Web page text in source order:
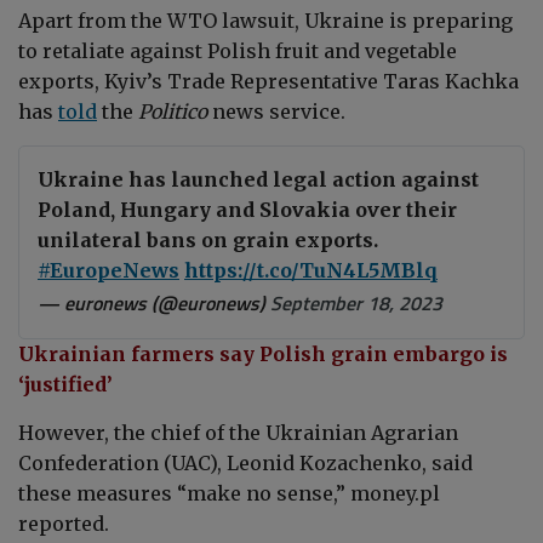
Apart from the WTO lawsuit, Ukraine is preparing
to retaliate against Polish fruit and vegetable
exports, Kyiv’s Trade Representative Taras Kachka
has told the Politiconews service.
Ukraine has launched legal action against
Poland, Hungary and Slovakia over their
unilateral bans on grain exports.
#EuropeNews https://t.co/TuN4L5MBlq
— euronews (@euronews)September 18, 2023
Ukrainian farmers say Polish grain embargo is
‘justified’
However, the chief of the Ukrainian Agrarian
Confederation (UAC), Leonid Kozachenko, said
these measures “make no sense,” money.pl
reported.